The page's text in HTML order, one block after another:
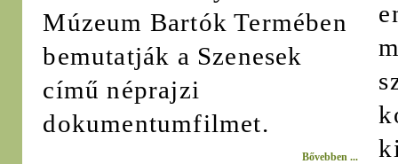
Múzeum Bartók Termében
bemutatják a Szenesek
című néprajzi
dokumentumfilmet.
Bővebben ...